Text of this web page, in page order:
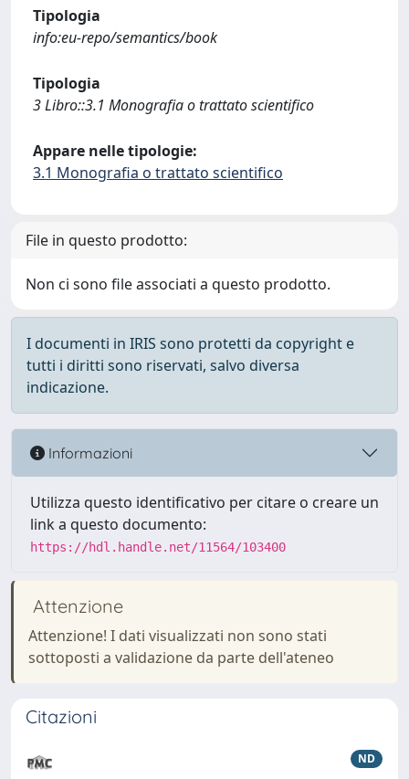
Tipologia
info:eu-repo/semantics/book
Tipologia
3 Libro::3.1 Monografia o trattato scientifico
Appare nelle tipologie:
3.1 Monografia o trattato scientifico
File in questo prodotto:
Non ci sono file associati a questo prodotto.
I documenti in IRIS sono protetti da copyright e
tutti i diritti sono riservati, salvo diversa
indicazione.
Informazioni
Utilizza questo identificativo per citare o creare un
link a questo documento:
https://hdl.handle.net/11564/103400
Attenzione
Attenzione! I dati visualizzati non sono stati
sottoposti a validazione da parte dell'ateneo
Citazioni
ND